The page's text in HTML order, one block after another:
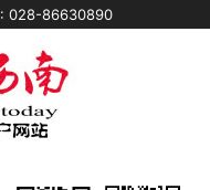
028-86630890